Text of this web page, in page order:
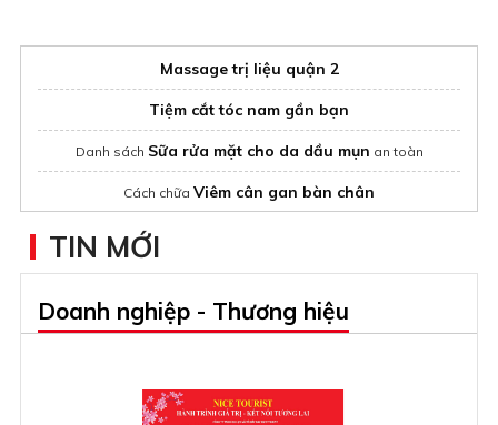
Massage trị liệu quận 2
Tiệm cắt tóc nam gần bạn
Danh sách Sữa rửa mặt cho da dầu mụn an toàn
Cách chữa Viêm cân gan bàn chân
TIN MỚI
Doanh nghiệp - Thương hiệu